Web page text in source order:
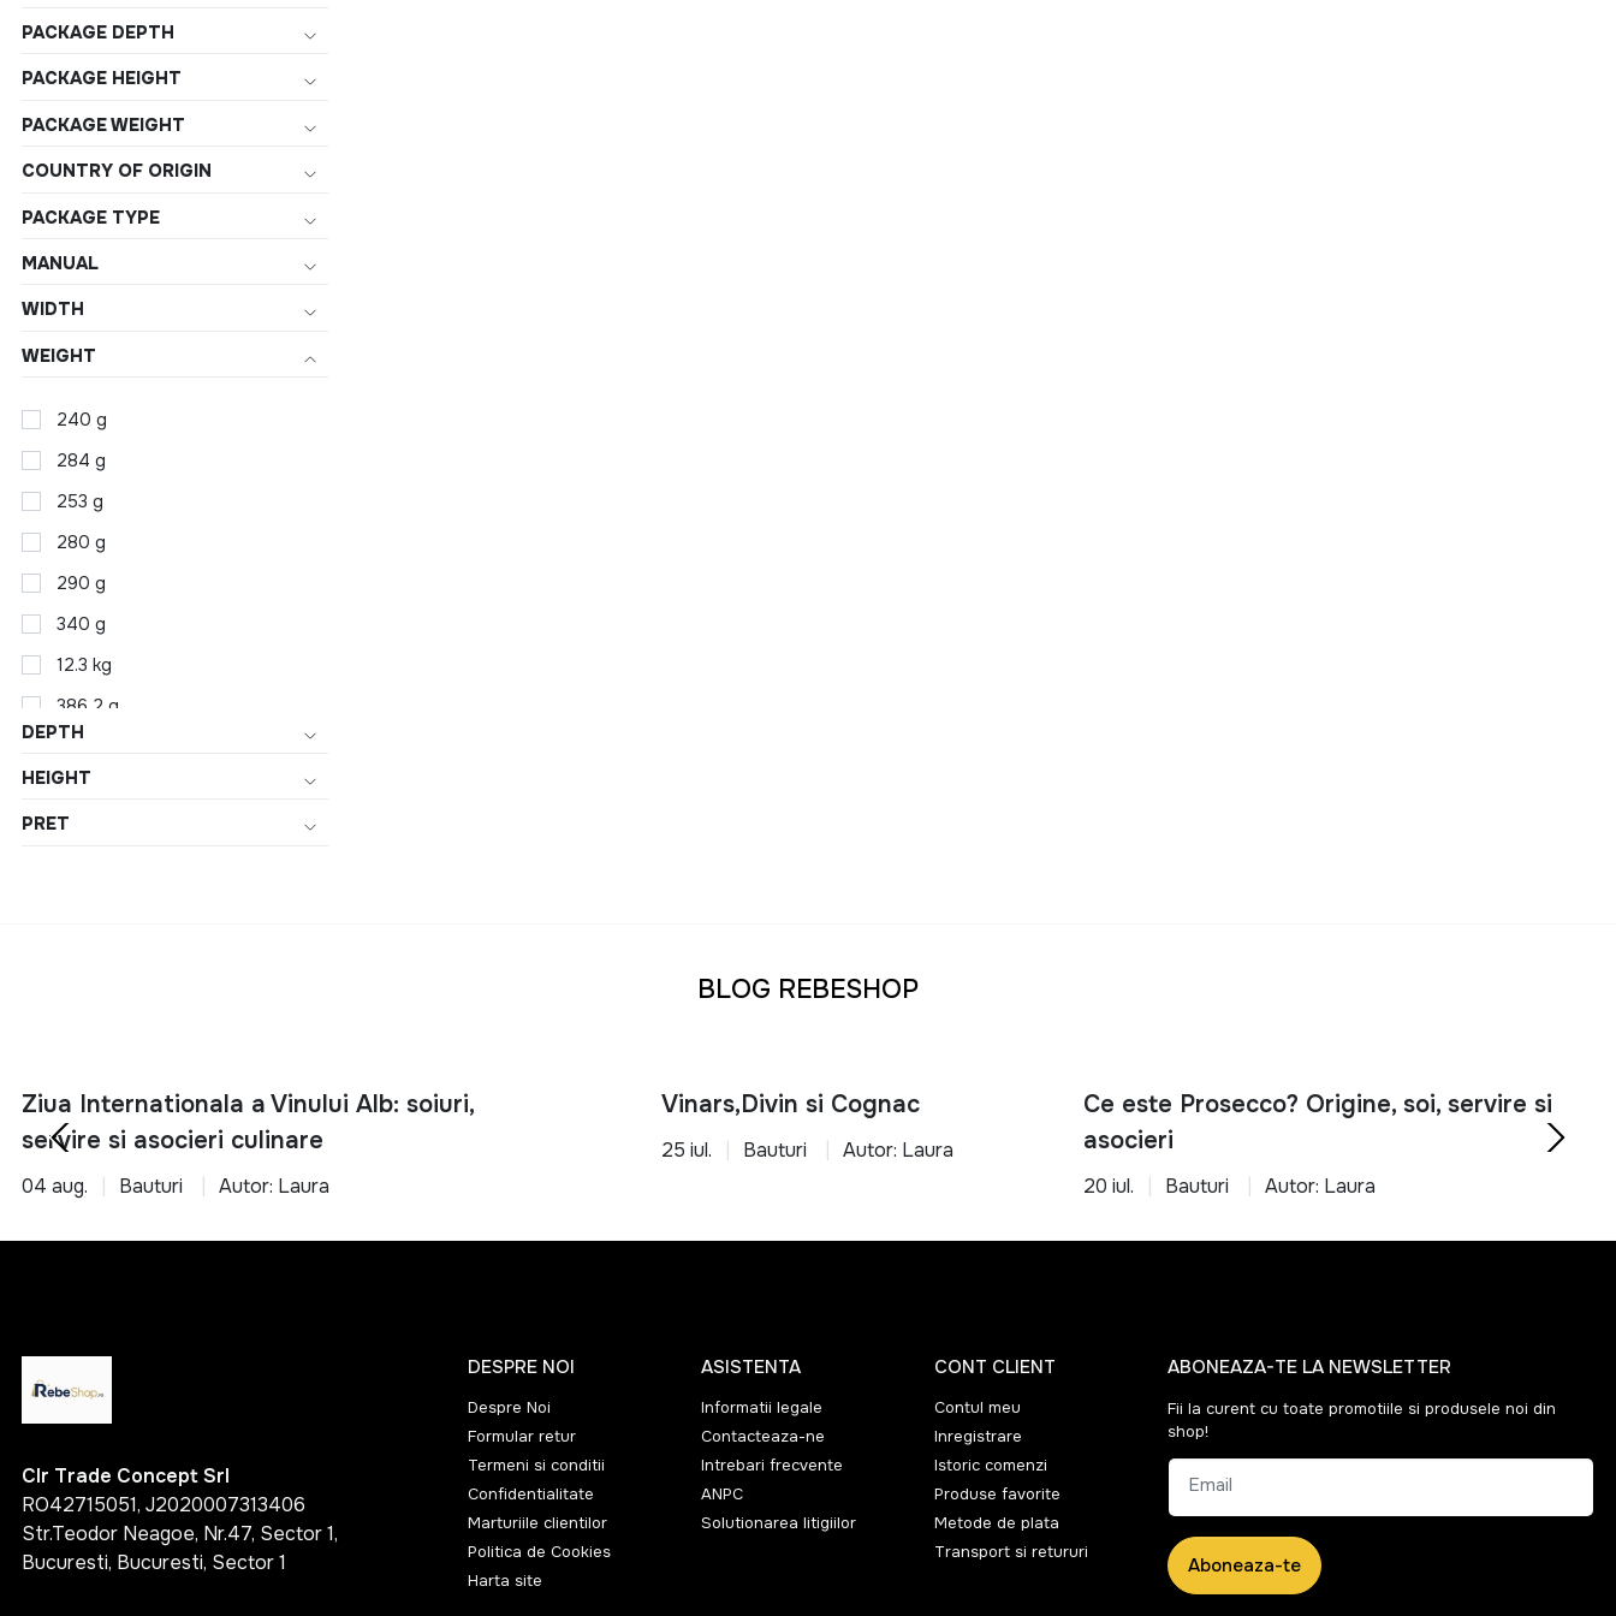
PACKAGE DEPTH
PACKAGE HEIGHT
PACKAGE WEIGHT
COUNTRY OF ORIGIN
PACKAGE TYPE
MANUAL
WIDTH
WEIGHT
240 g
284 g
253 g
280 g
290 g
340 g
12.3 kg
386.2 g
44 g
130 g
134 g
157 g
2 kg
270 g
325 g
353 g
1 kg
1.1 kg
1.2 kg
DEPTH
HEIGHT
PRET
BLOG REBESHOP
Ziua Internationala a Vinului Alb: soiuri,
servire si asocieri culinare
04 aug. Bauturi Autor: Laura
Vinars,Divin si Cognac
25 iul. Bauturi Autor: Laura
Ce este Prosecco? Origine, soi, servire si
asocieri
20 iul. Bauturi Autor: Laura
Clr Trade Concept Srl
RO42715051, J2020007313406
Str.Teodor Neagoe, Nr.47, Sector 1,
Bucuresti, Bucuresti, Sector 1
DESPRE NOI
Despre Noi
Formular retur
Termeni si conditii
Confidentialitate
Marturiile clientilor
Politica de Cookies
Harta site
ASISTENTA
Informatii legale
Contacteaza-ne
Intrebari frecvente
ANPC
Solutionarea litigiilor
CONT CLIENT
Contul meu
Inregistrare
Istoric comenzi
Produse favorite
Metode de plata
Transport si retururi
ABONEAZA-TE LA NEWSLETTER
Fii la curent cu toate promotiile si produsele noi din
shop!
Email
Aboneaza-te